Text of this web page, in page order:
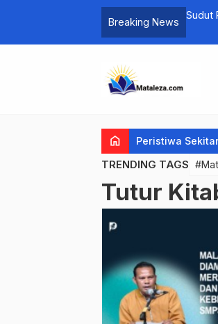
Breaking News
Sudut
home Peristiwa
TRENDING TAGS
Tutur